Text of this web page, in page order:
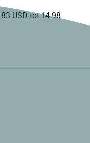
USD tot 14.98